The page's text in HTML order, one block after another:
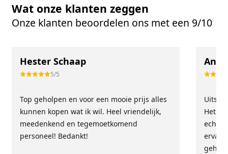
Wat onze klanten zeggen
Onze klanten beoordelen ons met een 9/10
Hester Schaap
5/5
Top geholpen en voor een mooie prijs alles
kunnen kopen wat ik wil. Heel vriendelijk,
meedenkend en tegemoetkomend
personeel! Bedankt!
Het
echt